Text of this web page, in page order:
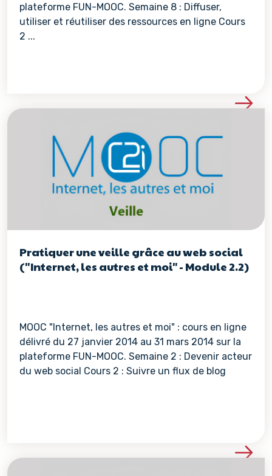
plateforme FUN-MOOC. Semaine 8 : Diffuser,
utiliser et réutiliser des ressources en ligne Cours
2 ...
Voir les détails de la
Pratiquer une veille grâce au web social
("Internet, les autres et moi" - Module 2.2)
MOOC "Internet, les autres et moi" : cours en ligne
délivré du 27 janvier 2014 au 31 mars 2014 sur la
plateforme FUN-MOOC. Semaine 2 : Devenir acteur
du web social Cours 2 : Suivre un flux de blog
Voir les détails de la